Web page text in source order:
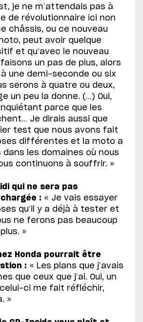
je ne m’attendais pas à
de révolutionnaire ici non
châssis, ou ce nouveau
peut avoir quelque
et qu’avec le nouveau
un pas de plus, alors
à une demi-seconde ou six
serons à quatre ou deux,
un peu la donne. (…) Oui,
parce que les
Je dirais aussi que
test que nous avons fait
différentes et la moto a
dans les domaines où nous
continuons à souffrir. »
qui ne sera pas
: « Je vais essayer
qu’il y a déjà à tester et
ne ferons pas beaucoup
»
Honda pourrait être
: « Les plans que j’avais
que ceux que j’ai. Oui, un
ci me fait réfléchir,
»